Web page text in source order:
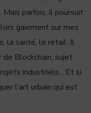
Mais parfois, il poursuit
gaiement sur mes
la santé, le retail. Il
Blockchain, sujet
industriels... Et si
l'art urbain qui est